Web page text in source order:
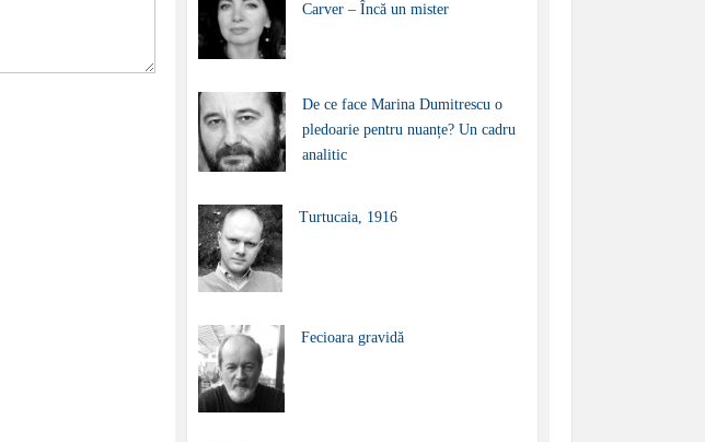
Carver – Încă un mister
De ce face Marina Dumitrescu o
pledoarie pentru nuanțe? Un cadru
analitic
Turtucaia, 1916
Fecioara gravidă